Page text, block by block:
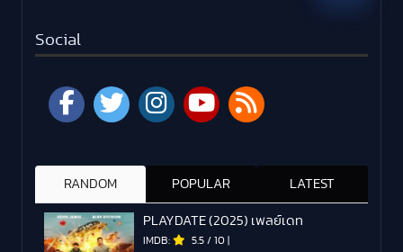
Social
RANDOM POPULAR LATEST
PLAYDATE (2025) เพลย์เดท
IMDB: 5.5 / 10 |